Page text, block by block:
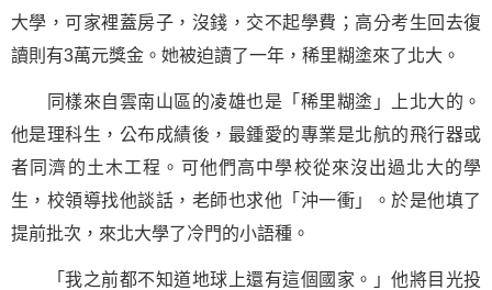
大學，可家裡蓋房子，沒錢，交不起學費；高分考生回去復
讀則有3萬元獎金。她被迫讀了一年，稀里糊塗來了北大。
同樣來自雲南山區的凌雄也是「稀里糊塗」上北大的。
他是理科生，公布成績後，最鍾愛的專業是北航的飛行器或
者同濟的土木工程。可他們高中學校從來沒出過北大的學
生，校領導找他談話，老師也求他「沖一衝」。於是他填了
提前批次，來北大學了冷門的小語種。
「我之前都不知道地球上還有這個國家。」他將目光投